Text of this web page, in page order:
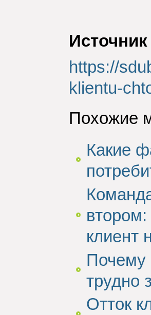
https://
klientu-
Похожие
Какие
клиент
Почему
трудно
Отток